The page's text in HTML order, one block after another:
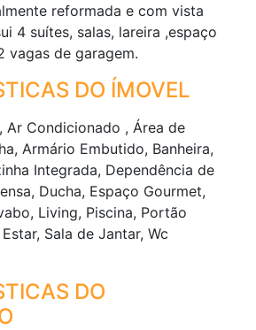
reformada e com vista
4 suítes, salas, lareira ,espaço
vagas de garagem.
DO ÍMOVEL
Ar Condicionado , Área de
Armário Embutido, Banheira,
Integrada, Dependência de
Ducha, Espaço Gourmet,
Living, Piscina, Portão
Sala de Jantar, Wc
DO